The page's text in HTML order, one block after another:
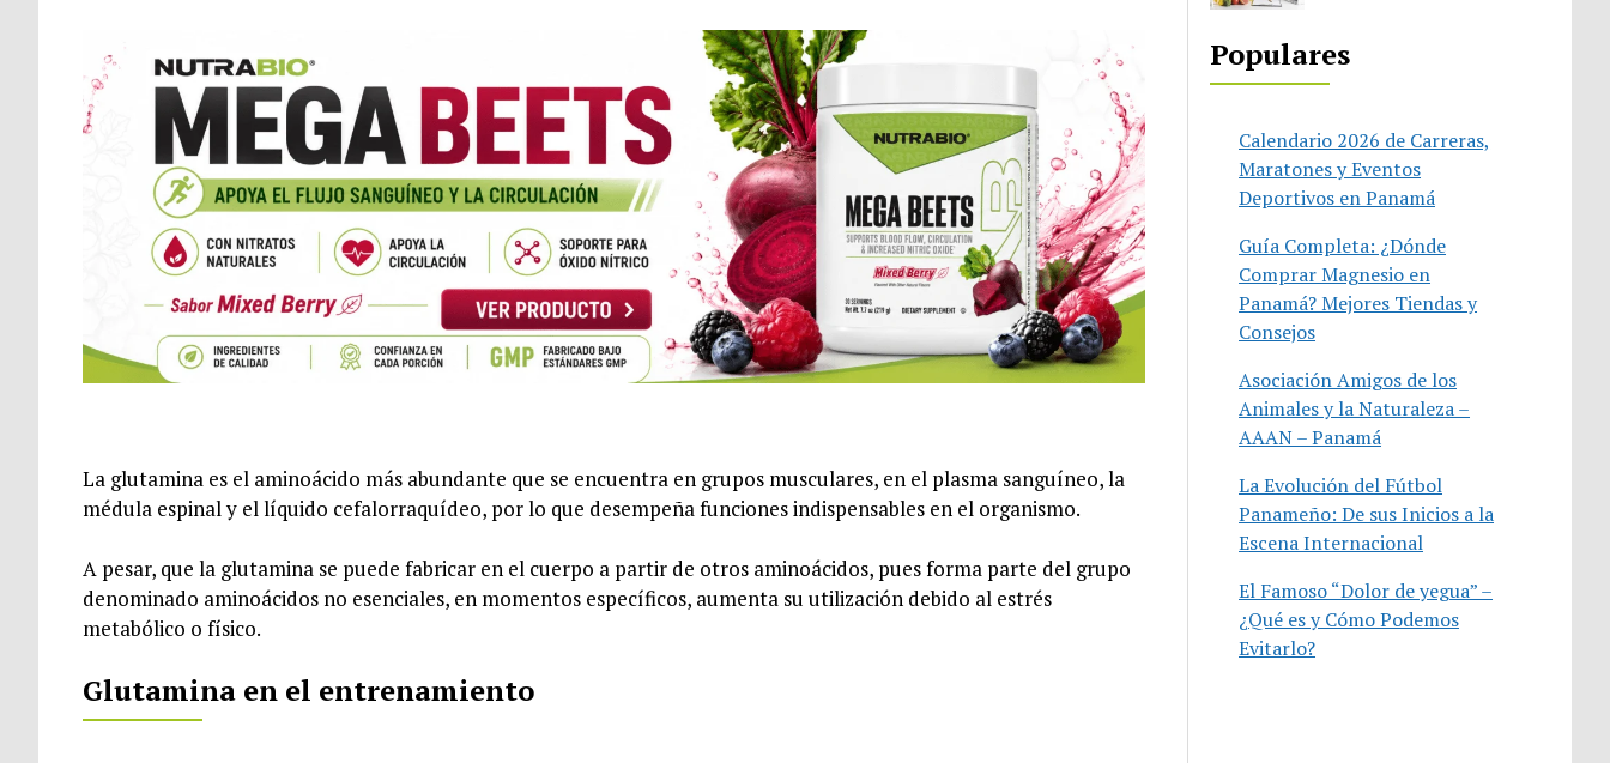
La glutamina es el aminoácido más abundante que se encuentra en grupos musculares, en el plasma sanguíneo, la
médula espinal y el líquido cefalorraquídeo, por lo que desempeña funciones indispensables en el organismo.
A pesar, que la glutamina se puede fabricar en el cuerpo a partir de otros aminoácidos, pues forma parte del grupo
denominado aminoácidos no esenciales, en momentos específicos, aumenta su utilización debido al estrés
metabólico o físico.
Glutamina en el entrenamiento
Populares
Calendario 2026 de Carreras,
Maratones y Eventos
Deportivos en Panamá
Guía Completa: ¿Dónde
Comprar Magnesio en
Panamá? Mejores Tiendas y
Consejos
Asociación Amigos de los
Animales y la Naturaleza –
AAAN – Panamá
La Evolución del Fútbol
Panameño: De sus Inicios a la
Escena Internacional
El Famoso “Dolor de yegua” –
¿Qué es y Cómo Podemos
Evitarlo?